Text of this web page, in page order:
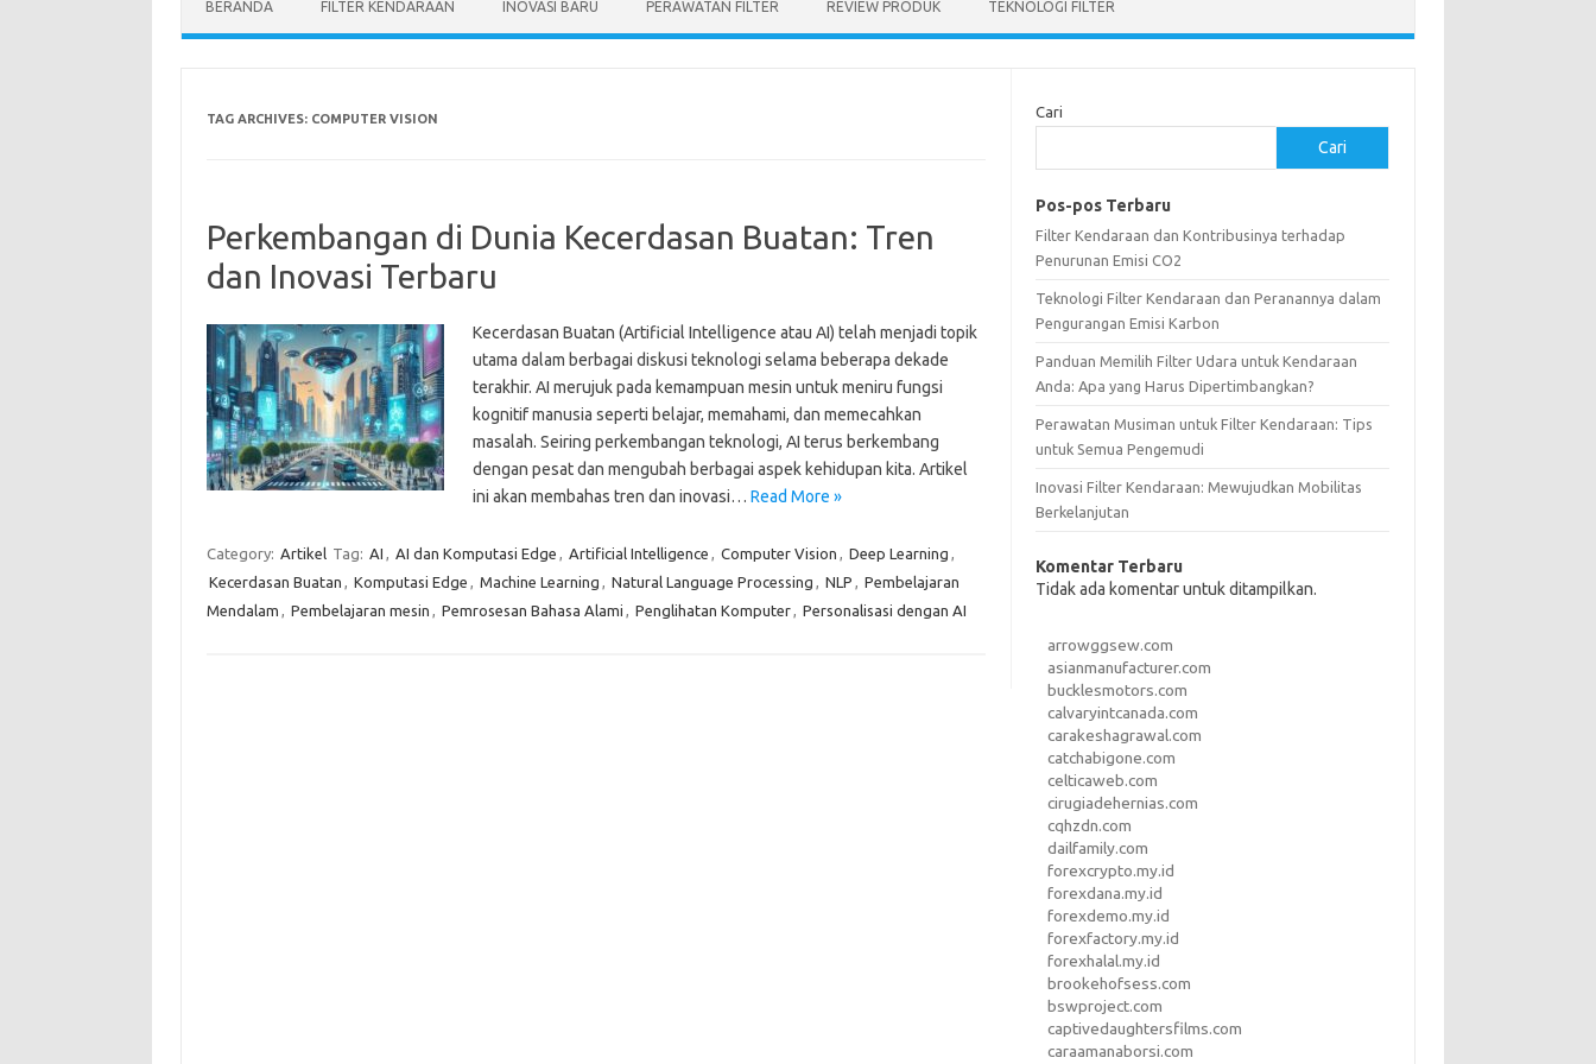
BERANDA FILTER KENDARAAN INOVASI BARU PERAWATAN FILTER REVIEW PRODUK TEKNOLOGI FILTER
TAG ARCHIVES: COMPUTER VISION
Perkembangan di Dunia Kecerdasan Buatan: Tren
dan Inovasi Terbaru
Kecerdasan Buatan (Artificial Intelligence atau AI) telah menjadi topik
utama dalam berbagai diskusi teknologi selama beberapa dekade
terakhir. AI merujuk pada kemampuan mesin untuk meniru fungsi
kognitif manusia seperti belajar, memahami, dan memecahkan
masalah. Seiring perkembangan teknologi, AI terus berkembang
dengan pesat dan mengubah berbagai aspek kehidupan kita. Artikel
ini akan membahas tren dan inovasi… Read More »
Category: Artikel Tag: AI , AI dan Komputasi Edge , Artificial Intelligence , Computer Vision , Deep Learning ,
Kecerdasan Buatan , Komputasi Edge , Machine Learning , Natural Language Processing , NLP , Pembelajaran
Mendalam , Pembelajaran mesin , Pemrosesan Bahasa Alami , Penglihatan Komputer, Personalisasi dengan AI
Cari
Cari
Pos-pos Terbaru
Filter Kendaraan dan Kontribusinya terhadap
Penurunan Emisi CO2
Teknologi Filter Kendaraan dan Peranannya dalam
Pengurangan Emisi Karbon
Panduan Memilih Filter Udara untuk Kendaraan
Anda: Apa yang Harus Dipertimbangkan?
Perawatan Musiman untuk Filter Kendaraan: Tips
untuk Semua Pengemudi
Inovasi Filter Kendaraan: Mewujudkan Mobilitas
Berkelanjutan
Komentar Terbaru
Tidak ada komentar untuk ditampilkan.
arrowggsew.com
asianmanufacturer.com
bucklesmotors.com
calvaryintcanada.com
carakeshagrawal.com
catchabigone.com
celticaweb.com
cirugiadehernias.com
cqhzdn.com
dailfamily.com
forexcrypto.my.id
forexdana.my.id
forexdemo.my.id
forexfactory.my.id
forexhalal.my.id
brookehofsess.com
bswproject.com
captivedaughtersfilms.com
caraamanaborsi.com